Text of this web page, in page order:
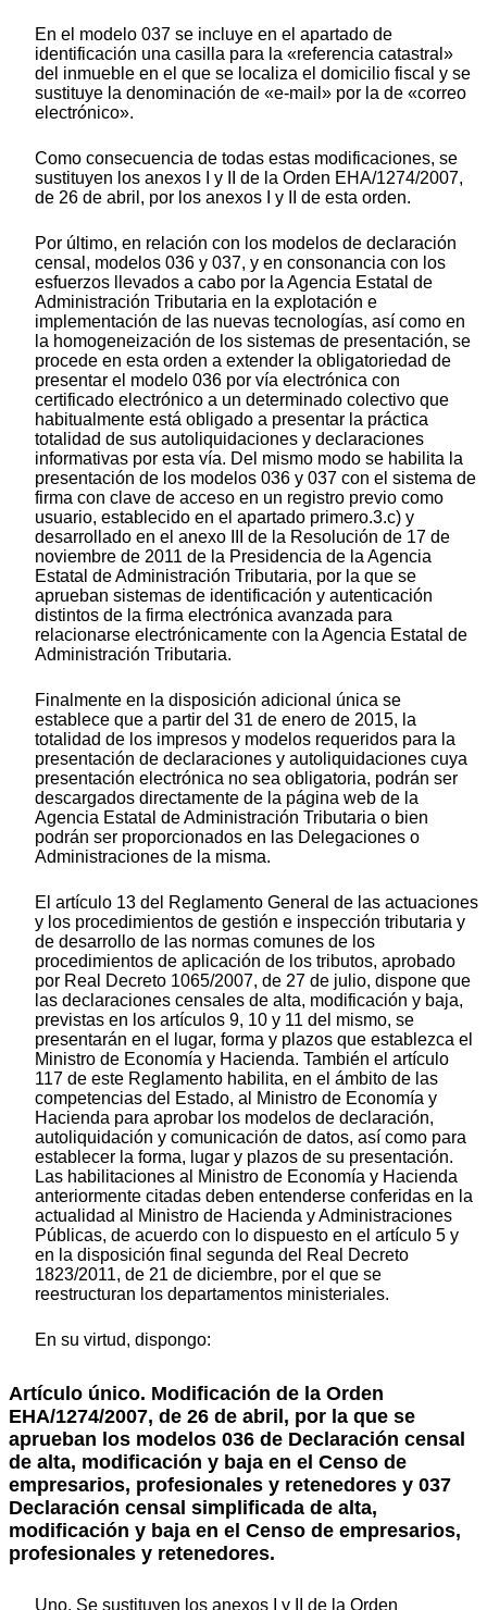
En el modelo 037 se incluye en el apartado de
identificación una casilla para la «referencia catastral»
del inmueble en el que se localiza el domicilio fiscal y se
sustituye la denominación de «e-mail» por la de «correo
electrónico».
Como consecuencia de todas estas modificaciones, se
sustituyen los anexos I y II de la Orden EHA/1274/2007,
de 26 de abril, por los anexos I y II de esta orden.
Por último, en relación con los modelos de declaración
censal, modelos 036 y 037, y en consonancia con los
esfuerzos llevados a cabo por la Agencia Estatal de
Administración Tributaria en la explotación e
implementación de las nuevas tecnologías, así como en
la homogeneización de los sistemas de presentación, se
procede en esta orden a extender la obligatoriedad de
presentar el modelo 036 por vía electrónica con
certificado electrónico a un determinado colectivo que
habitualmente está obligado a presentar la práctica
totalidad de sus autoliquidaciones y declaraciones
informativas por esta vía. Del mismo modo se habilita la
presentación de los modelos 036 y 037 con el sistema de
firma con clave de acceso en un registro previo como
usuario, establecido en el apartado primero.3.c) y
desarrollado en el anexo III de la Resolución de 17 de
noviembre de 2011 de la Presidencia de la Agencia
Estatal de Administración Tributaria, por la que se
aprueban sistemas de identificación y autenticación
distintos de la firma electrónica avanzada para
relacionarse electrónicamente con la Agencia Estatal de
Administración Tributaria.
Finalmente en la disposición adicional única se
establece que a partir del 31 de enero de 2015, la
totalidad de los impresos y modelos requeridos para la
presentación de declaraciones y autoliquidaciones cuya
presentación electrónica no sea obligatoria, podrán ser
descargados directamente de la página web de la
Agencia Estatal de Administración Tributaria o bien
podrán ser proporcionados en las Delegaciones o
Administraciones de la misma.
El artículo 13 del Reglamento General de las actuaciones
y los procedimientos de gestión e inspección tributaria y
de desarrollo de las normas comunes de los
procedimientos de aplicación de los tributos, aprobado
por Real Decreto 1065/2007, de 27 de julio, dispone que
las declaraciones censales de alta, modificación y baja,
previstas en los artículos 9, 10 y 11 del mismo, se
presentarán en el lugar, forma y plazos que establezca el
Ministro de Economía y Hacienda. También el artículo
117 de este Reglamento habilita, en el ámbito de las
competencias del Estado, al Ministro de Economía y
Hacienda para aprobar los modelos de declaración,
autoliquidación y comunicación de datos, así como para
establecer la forma, lugar y plazos de su presentación.
Las habilitaciones al Ministro de Economía y Hacienda
anteriormente citadas deben entenderse conferidas en la
actualidad al Ministro de Hacienda y Administraciones
Públicas, de acuerdo con lo dispuesto en el artículo 5 y
en la disposición final segunda del Real Decreto
1823/2011, de 21 de diciembre, por el que se
reestructuran los departamentos ministeriales.
En su virtud, dispongo:
Artículo único. Modificación de la Orden
EHA/1274/2007, de 26 de abril, por la que se
aprueban los modelos 036 de Declaración censal
de alta, modificación y baja en el Censo de
empresarios, profesionales y retenedores y 037
Declaración censal simplificada de alta,
modificación y baja en el Censo de empresarios,
profesionales y retenedores.
Uno. Se sustituyen los anexos I y II de la Orden